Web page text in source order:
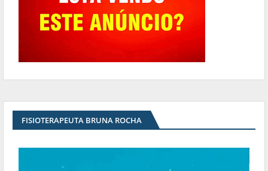
FISIOTERAPEUTA BRUNA ROCHA